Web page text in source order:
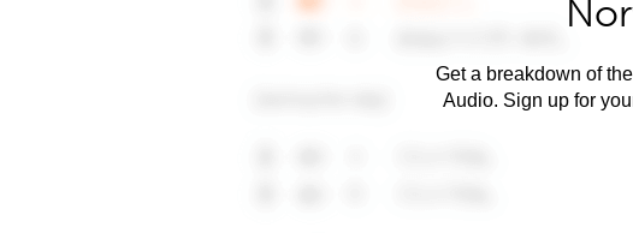
Get a breakdown of
Audio. Sign up for